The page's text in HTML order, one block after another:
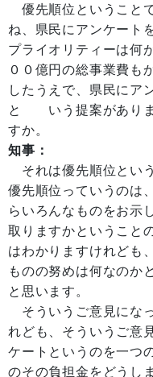
優先順位ということ
ね、県民にアンケート
プライオリティーは何
００億円の総事業費も
したうえで、県民にア
と いう提案がありま
すか。
知事：
それは優先順位とい
優先順位っていうのは
らいろんなものをお示
取りますかということ
はわかりますけれども
ものの努めは何なのか
と思います。
そういうご意見にな
れども、そういうご意
ケートというのを一つ
のその負担金をどうし